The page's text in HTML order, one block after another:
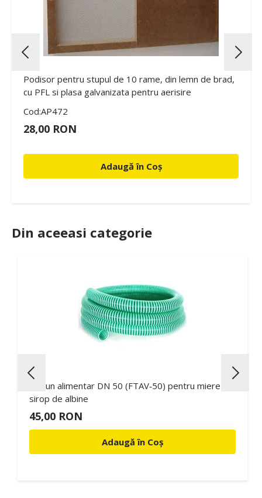
Podisor pentru stupul de 10 rame, din lemn de brad,
cu PFL si plasa galvanizata pentru aerisire
Cod:AP472
28,00 RON
Adaugă în Coș
Din aceeasi categorie
Furtun alimentar DN 50 (FTAV‑50) pentru miere și
sirop de albine
45,00 RON
Adaugă în Coș